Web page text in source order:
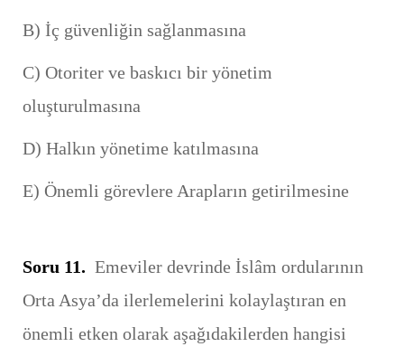
B) İç güvenliğin sağlanmasına
C) Otoriter ve baskıcı bir yönetim
oluşturulmasına
D) Halkın yönetime katılmasına
E) Önemli görevlere Arapların getirilmesine
Soru 11. Emeviler devrinde İslâm ordularının
Orta Asya’da ilerlemelerini kolaylaştıran en
önemli etken olarak aşağıdakilerden hangisi